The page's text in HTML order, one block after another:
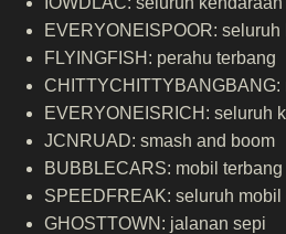
EVERYONEISPOOR:
FLYINGFISH: perahu terbang
CHITTYCHITTYBANGBANG:
EVERYONEISRICH: seluruh
JCNRUAD: smash and boom
BUBBLECARS: mobil
SPEEDFREAK: seluruh
GHOSTTOWN: jalanan sepi